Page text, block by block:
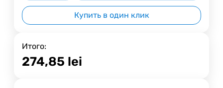
Купить в один клик
Итого:
274,85 lei